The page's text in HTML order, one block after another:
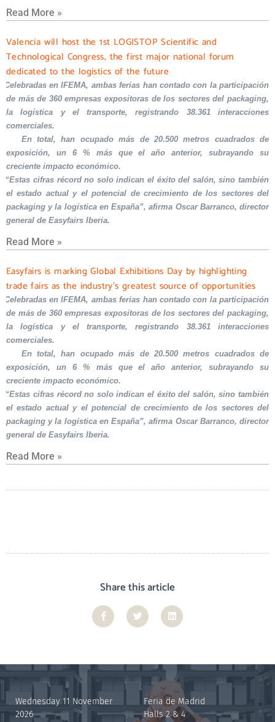
Read More »
Valencia will host the 1st LOGISTOP Scientific and
Technological Congress, the first major national forum
dedicated to the logistics of the future
Celebradas en IFEMA, ambas ferias han contado con la participación
de más de 360 empresas expositoras de los sectores del packaging,
la logística y el transporte, registrando 38.361 interacciones
comerciales.
En total, han ocupado más de 20.500 metros cuadrados de
exposición, un 6 % más que el año anterior, subrayando su
creciente impacto económico.
“Estas cifras récord no solo indican el éxito del salón, sino también
el estado actual y el potencial de crecimiento de los sectores del
packaging y la logística en España”, afirma Oscar Barranco, director
general de Easyfairs Iberia.
Read More »
Easyfairs is marking Global Exhibitions Day by highlighting
trade fairs as the industry’s greatest source of opportunities
Celebradas en IFEMA, ambas ferias han contado con la participación
de más de 360 empresas expositoras de los sectores del packaging,
la logística y el transporte, registrando 38.361 interacciones
comerciales.
En total, han ocupado más de 20.500 metros cuadrados de
exposición, un 6 % más que el año anterior, subrayando su
creciente impacto económico.
“Estas cifras récord no solo indican el éxito del salón, sino también
el estado actual y el potencial de crecimiento de los sectores del
packaging y la logística en España”, afirma Oscar Barranco, director
general de Easyfairs Iberia.
Read More »
Share this article
Wednesday 11 November
2026
Feria de Madrid
Halls 2 & 4